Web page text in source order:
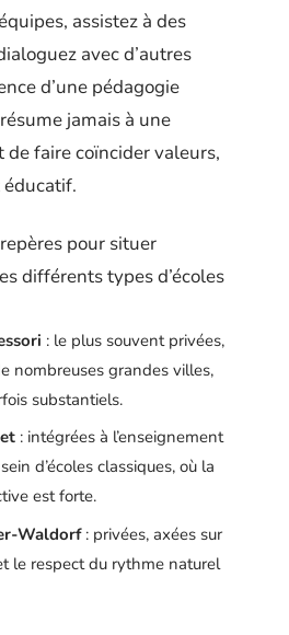
assistez à des
avec d’autres
d’une pédagogie
jamais à une
de faire coïncider valeurs,
pour situer
différents types d’écoles
: le plus souvent privées,
nombreuses grandes villes,
substantiels.
: intégrées à l’enseignement
d’écoles classiques, où la
est forte.
Waldorf: privées, axées sur
le respect du rythme naturel